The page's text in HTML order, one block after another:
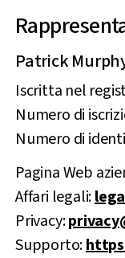
Patrick
Iscritta nel
Numero di
Numero di
Pagina Web
Affari legali:
Privacy:
Supporto: